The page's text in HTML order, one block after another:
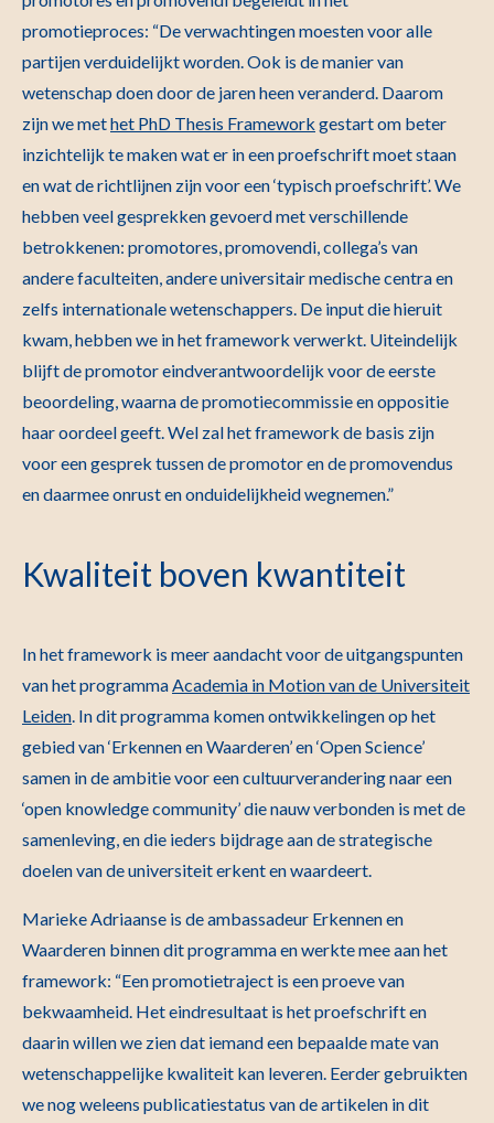
promotieproces: “De verwachtingen moesten voor alle
partijen verduidelijkt worden. Ook is de manier van
wetenschap doen door de jaren heen veranderd. Daarom
zijn we methet PhD Thesis Framework gestart om beter
inzichtelijk te maken wat er in een proefschrift moet staan
en wat de richtlijnen zijn voor een ‘typisch proefschrift’. We
hebben veel gesprekken gevoerd met verschillende
betrokkenen: promotores, promovendi, collega’s van
andere faculteiten, andere universitair medische centra en
zelfs internationale wetenschappers. De input die hieruit
kwam, hebben we in het framework verwerkt. Uiteindelijk
blijft de promotor eindverantwoordelijk voor de eerste
beoordeling, waarna de promotiecommissie en oppositie
haar oordeel geeft. Wel zal het framework de basis zijn
voor een gesprek tussen de promotor en de promovendus
en daarmee onrust en onduidelijkheid wegnemen.”
Kwaliteit boven kwantiteit
In het framework is meer aandacht voor de uitgangspunten
van het programmaAcademia in Motion van de Universiteit
Leiden. In dit programma komen ontwikkelingen op het
gebied van ‘Erkennen en Waarderen’ en ‘Open Science’
samen in de ambitie voor een cultuurverandering naar een
‘open knowledge community’ die nauw verbonden is met de
samenleving, en die ieders bijdrage aan de strategische
doelen van de universiteit erkent en waardeert.
Marieke Adriaanse is de ambassadeur Erkennen en
Waarderen binnen dit programma en werkte mee aan het
framework: “Een promotietraject is een proeve van
bekwaamheid. Het eindresultaat is het proefschrift en
daarin willen we zien dat iemand een bepaalde mate van
wetenschappelijke kwaliteit kan leveren. Eerder gebruikten
we nog weleens publicatiestatus van de artikelen in dit